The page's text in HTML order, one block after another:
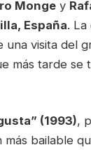
Monge y
España. La
una visita del
más tarde se
(1993),
bailable